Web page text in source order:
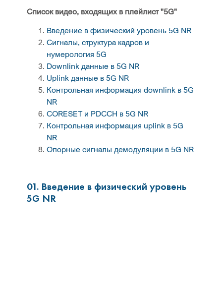
Список видео, входящих в плейлист "5G"
Введение в физический уровень 5G NR
Сигналы, структура кадров и
нумерология 5G
Downlink данные в 5G NR
Uplink данные в 5G NR
Контрольная информация downlink в 5G
NR
CORESET и PDCCH в 5G NR
Контрольная информация uplink в 5G
NR
Опорные сигналы демодуляции в 5G NR
01. Введение в физический уровень
5G NR